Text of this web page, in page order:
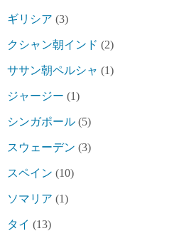
ギリシア (3)
クシャン朝インド (2)
ササン朝ペルシャ (1)
ジャージー (1)
シンガポール (5)
スウェーデン (3)
スペイン (10)
ソマリア (1)
タイ (13)